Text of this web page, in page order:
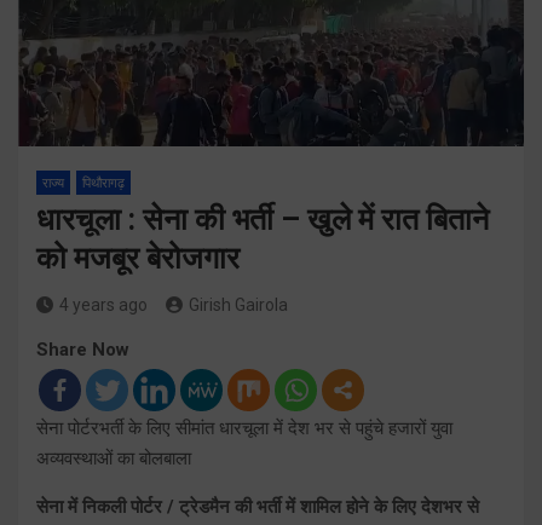
राज्य पिथौरागढ़
धारचूला : सेना की भर्ती – खुले में रात बिताने
को मजबूर बेरोजगार
4 years ago Girish Gairola
Share Now
सेना पोर्टरभर्ती के लिए सीमांत धारचूला में देश भर से पहुंचे हजारों युवा
अव्यवस्थाओं का बोलबाला
सेना में निकली पोर्टर / ट्रेडमैन की भर्ती में शामिल होने के लिए देशभर से